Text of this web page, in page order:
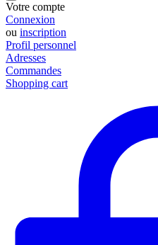
Votre compte
Connexion
ou inscription
Profil personnel
Adresses
Commandes
Shopping cart